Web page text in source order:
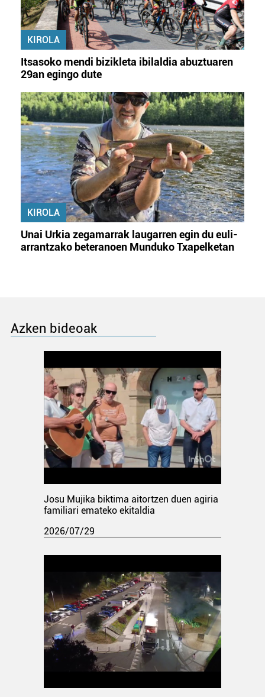
KIROLA
Itsasoko mendi bizikleta ibilaldia abuztuaren
29an egingo dute
KIROLA
Unai Urkia zegamarrak laugarren egin du euli-
arrantzako beteranoen Munduko Txapelketan
Azken bideoak
Josu Mujika biktima aitortzen duen agiria
familiari emateko ekitaldia
2026/07/29